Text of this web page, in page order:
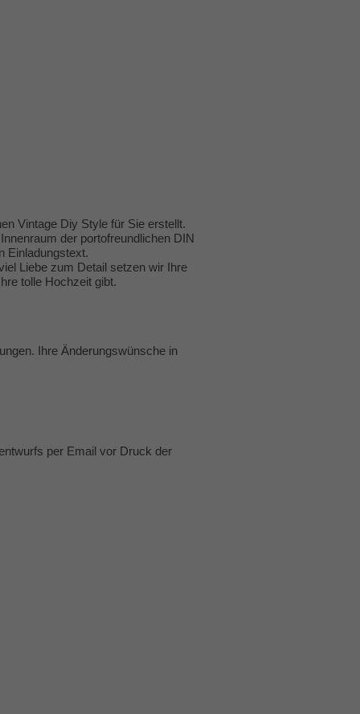
Vintage Diy Style für Sie erstellt.
der portofreundlichen DIN
Einladungstext.
Liebe zum Detail setzen wir Ihre
tolle Hochzeit gibt.
Ihre Änderungswünsche in
per Email vor Druck der